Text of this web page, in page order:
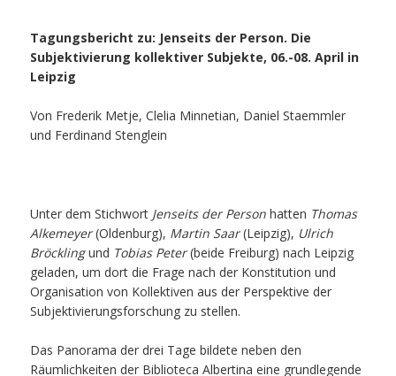
Tagungsbericht zu: Jenseits der Person. Die
Subjektivierung kollektiver Subjekte, 06.-08. April in
Leipzig
Von Frederik Metje, Clelia Minnetian, Daniel Staemmler
und Ferdinand Stenglein
Unter dem Stichwort Jenseits der Person hatten Thomas
Alkemeyer(Oldenburg), Martin Saar(Leipzig), Ulrich
Bröcklingund Tobias Peter(beide Freiburg) nach Leipzig
geladen, um dort die Frage nach der Konstitution und
Organisation von Kollektiven aus der Perspektive der
Subjektivierungsforschung zu stellen.
Das Panorama der drei Tage bildete neben den
Räumlichkeiten der Biblioteca Albertina eine grundlegende